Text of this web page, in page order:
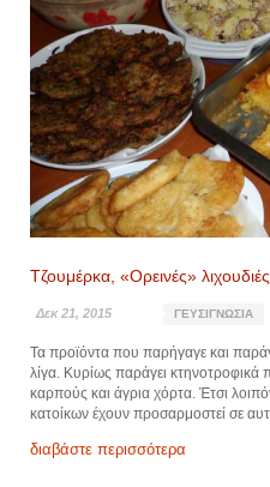
Τζουμέρκα, «Ορεινές» λιχουδιές
Δεκ 21, 2015 ΓΕΥΣΙΓΝΩΣΊΑ
Τα προϊόντα που παρήγαγε και
λίγα. Κυρίως παράγει κτηνοτροφικά
καρπούς και άγρια χόρτα. Έτσι
κατοίκων έχουν προσαρμοστεί σε
διαβάστε περισσότερα